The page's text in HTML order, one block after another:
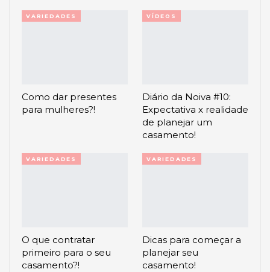
VARIEDADES
Como dar presentes
para mulheres?!
VÍDEOS
Diário da Noiva #10:
Expectativa x realidade
de planejar um
casamento!
VARIEDADES
O que contratar
primeiro para o seu
casamento?!
VARIEDADES
Dicas para começar a
planejar seu
casamento!